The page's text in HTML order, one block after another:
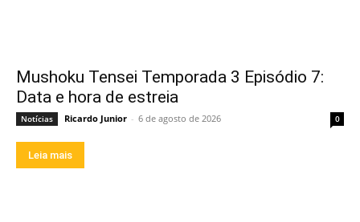
Mushoku Tensei Temporada 3 Episódio 7:
Data e hora de estreia
Notícias Ricardo Junior - 6 de agosto de 2026 0
Leia mais